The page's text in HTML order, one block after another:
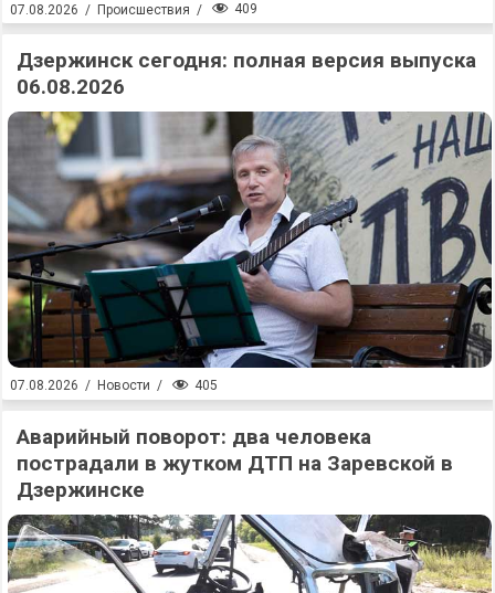
07.08.2026 / Происшествия / 409
Дзержинск сегодня: полная версия выпуска
06.08.2026
07.08.2026 / Новости / 405
Аварийный поворот: два человека
пострадали в жутком ДТП на Заревской в
Дзержинске